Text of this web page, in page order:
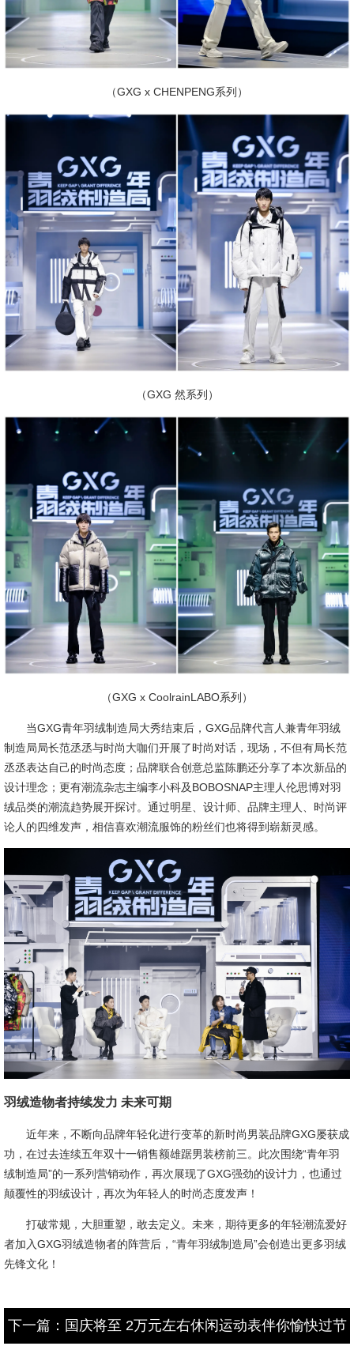
（GXG x CHENPENG系列）
（GXG 然系列）
（GXG x CoolrainLABO系列）
当GXG青年羽绒制造局大秀结束后，GXG品牌代言人兼青年羽绒
制造局局长范丞丞与时尚大咖们开展了时尚对话，现场，不但有局长范
丞丞表达自己的时尚态度；品牌联合创意总监陈鹏还分享了本次新品的
设计理念；更有潮流杂志主编李小科及BOBOSNAP主理人伦思博对羽
绒品类的潮流趋势展开探讨。通过明星、设计师、品牌主理人、时尚评
论人的四维发声，相信喜欢潮流服饰的粉丝们也将得到崭新灵感。
羽绒造物者持续发力 未来可期
近年来，不断向品牌年轻化进行变革的新时尚男装品牌GXG屡获成
功，在过去连续五年双十一销售额雄踞男装榜前三。此次围绕“青年羽
绒制造局”的一系列营销动作，再次展现了GXG强劲的设计力，也通过
颠覆性的羽绒设计，再次为年轻人的时尚态度发声！
打破常规，大胆重塑，敢去定义。未来，期待更多的年轻潮流爱好
者加入GXG羽绒造物者的阵营后，“青年羽绒制造局”会创造出更多羽绒
先锋文化！
下一篇：国庆将至 2万元左右休闲运动表伴你愉快过节